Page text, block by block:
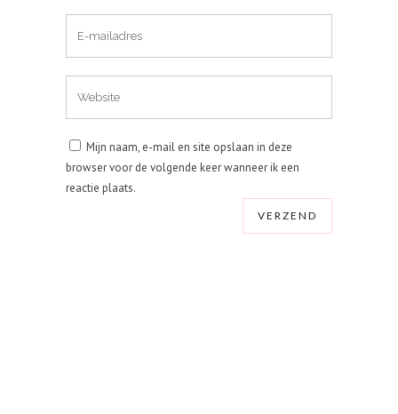
Mijn naam, e-mail en site opslaan in deze
browser voor de volgende keer wanneer ik een
reactie plaats.